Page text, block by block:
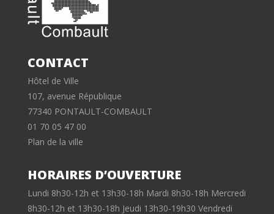
CONTACT
Hôtel de Ville
107, avenue République
77340 PONTAULT-COMBAULT
01 70 05 47 00
Plan de la ville
HORAIRES D’OUVERTURE
Lundi 8h30-12h et 13h30-18h Mardi 8h30-18h Mercredi
8h30-12h et 13h30-18h Jeudi 13h30-19h30 Vendredi